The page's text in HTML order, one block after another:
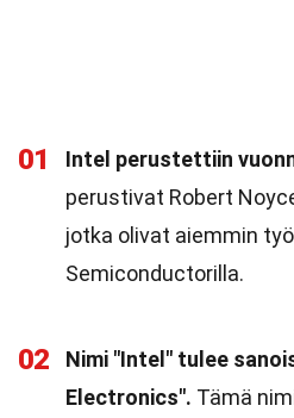
01 Intel perustettiin
perustivat Robert
jotka olivat aiemmin
Semiconductorilla.
02
Nimi "Intel" tulee
Electronics". Tämä